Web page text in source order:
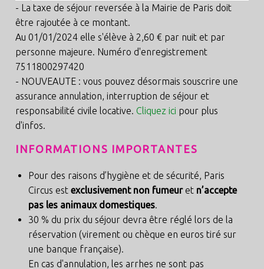
- La taxe de séjour reversée à la Mairie de Paris doit
être rajoutée à ce montant.
Au 01/01/2024 elle s'élève à 2,60 € par nuit et par
personne majeure. Numéro d'enregistrement
7511800297420
- NOUVEAUTE : vous pouvez désormais souscrire une
assurance annulation, interruption de séjour et
responsabilité civile locative. Cliquez ici pour plus
d'infos.
INFORMATIONS IMPORTANTES
Pour des raisons d’hygiène et de sécurité, Paris
Circus est exclusivement non fumeuret n’accepte
pas les animaux domestiques.
30 % du prix du séjour devra être réglé lors de la
réservation (virement ou chèque en euros tiré sur
une banque française).
En cas d'annulation, les arrhes ne sont pas